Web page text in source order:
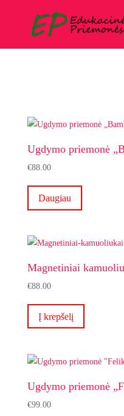
Ugdymo priemonė
€88.00
Daugiau
Magnetiniai
€88.00
Į krepšelį
Ugdymo priemonė
€99.00